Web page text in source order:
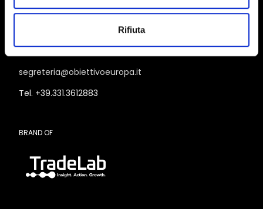
Rifiuta
info@obiettivoeuropa.it
segreteria@obiettivoeuropa.it
Tel. +39.331.3612883
BRAND OF